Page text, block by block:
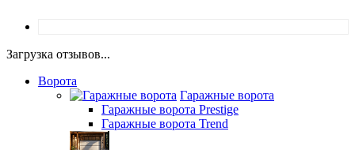
Загрузка отзывов...
Ворота
Гаражные ворота
Гаражные ворота Prestige
Гаражные ворота Trend